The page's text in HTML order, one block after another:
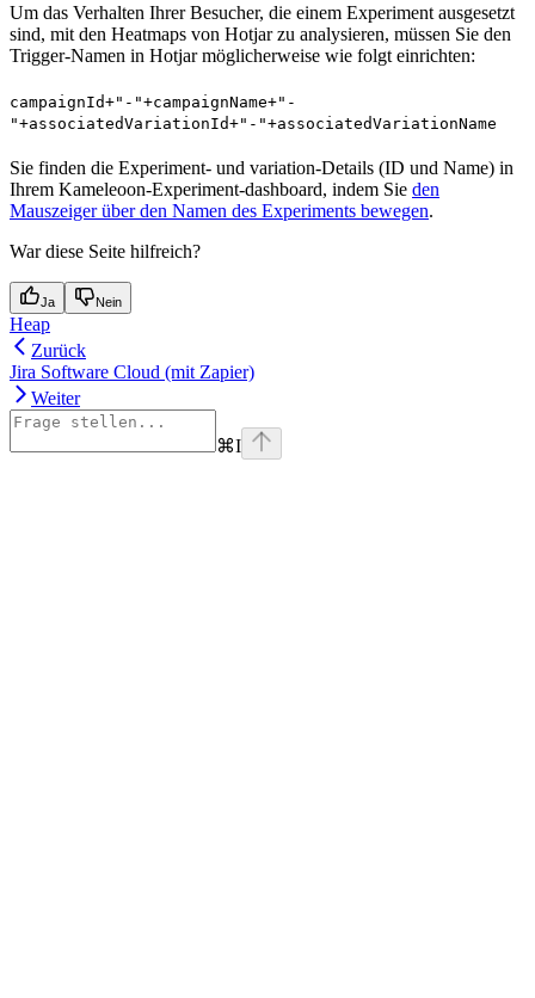
Um das Verhalten Ihrer Besucher, die einem Experiment ausgesetzt
sind, mit den Heatmaps von Hotjar zu analysieren, müssen Sie den
Trigger-Namen in Hotjar möglicherweise wie folgt einrichten:
campaignId+"-"+campaignName+"-
"+associatedVariationId+"-"+associatedVariationName
Sie finden die Experiment- und variation-Details (ID und Name) in
Ihrem Kameleoon-Experiment-dashboard, indem Sie den
Mauszeiger über den Namen des Experiments bewegen.
War diese Seite hilfreich?
Ja Nein
Heap
Zurück
Jira Software Cloud (mit Zapier)
Weiter
⌘I